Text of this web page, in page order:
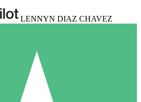
LENNYN DIAZ CHAVEZ